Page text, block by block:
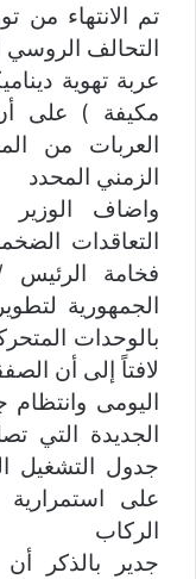
تم الانتهاء من
مكيفة ) على
العربات من
الزمني المحدد
واضاف
التعاقدات
فخامة
الجمهورية
بالوحدات
لافتاً إلى أن
اليومى
الجديدة التي
جدول التشغيل
على
الركاب
جدير بالذكر